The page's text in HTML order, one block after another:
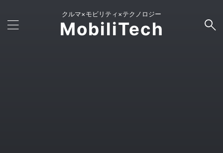
クルマ×モビリティ×テクノロジー
MobiliTech